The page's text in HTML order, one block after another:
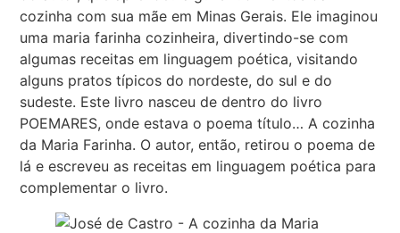
cozinha com sua mãe em Minas Gerais. Ele imaginou
uma maria farinha cozinheira, divertindo-se com
algumas receitas em linguagem poética, visitando
alguns pratos típicos do nordeste, do sul e do
sudeste. Este livro nasceu de dentro do livro
POEMARES, onde estava o poema título… A cozinha
da Maria Farinha. O autor, então, retirou o poema de
lá e escreveu as receitas em linguagem poética para
complementar o livro.